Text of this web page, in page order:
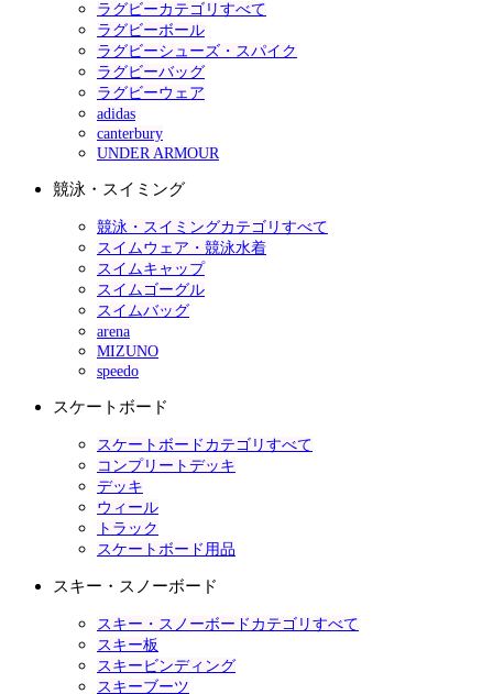
ラグビーカテゴリすべて
ラグビーボール
ラグビーシューズ・スパイク
ラグビーバッグ
ラグビーウェア
adidas
canterbury
UNDER ARMOUR
競泳・スイミング
競泳・スイミングカテゴリすべて
スイムウェア・競泳水着
スイムキャップ
スイムゴーグル
スイムバッグ
arena
MIZUNO
speedo
スケートボード
スケートボードカテゴリすべて
コンプリートデッキ
デッキ
ウィール
トラック
スケートボード用品
スキー・スノーボード
スキー・スノーボードカテゴリすべて
スキー板
スキービンディング
スキーブーツ